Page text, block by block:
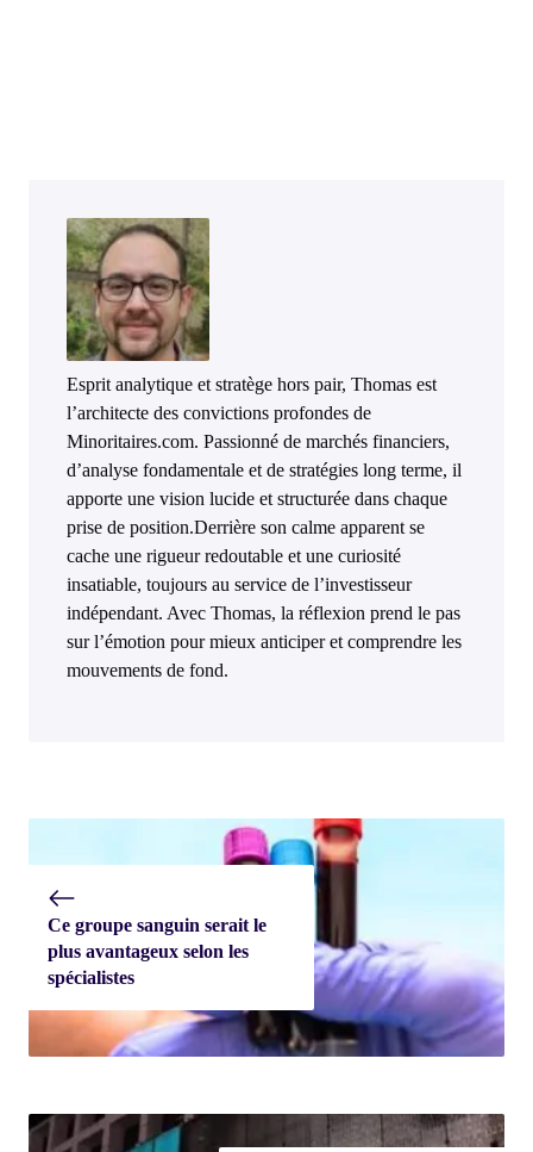
Esprit analytique et stratège hors pair, Thomas est
l’architecte des convictions profondes de
Minoritaires.com. Passionné de marchés financiers,
d’analyse fondamentale et de stratégies long terme, il
apporte une vision lucide et structurée dans chaque
prise de position.Derrière son calme apparent se
cache une rigueur redoutable et une curiosité
insatiable, toujours au service de l’investisseur
indépendant. Avec Thomas, la réflexion prend le pas
sur l’émotion pour mieux anticiper et comprendre les
mouvements de fond.
Ce groupe sanguin serait le
plus avantageux selon les
spécialistes